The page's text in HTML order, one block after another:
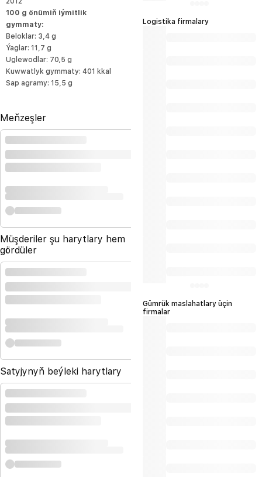
100 g önümiň iýmitlik
gymmaty:
Beloklar: 3,4 g
Ýaglar: 11,7 g
Uglewodlar: 70,5 g
Kuwwatlyk gymmaty: 401 kkal
Sap agramy: 15,5 g
Meňzeşler
Müşderiler şu harytlary hem
gördüler
Satyjynyň beýleki harytlary
Logistika firmalary
Gümrük maslahatlary üçin
firmalar